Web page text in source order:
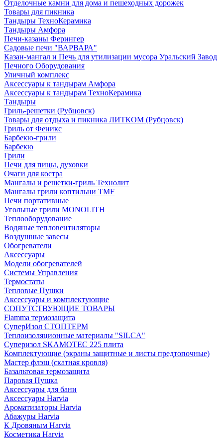
Отделочные камни для дома и пешеходных дорожек
Товары для пикника
Тандыры ТехноКерамика
Тандыры Амфора
Печи-казаны Ферингер
Садовые печи "ВАРВАРА"
Казан-мангал и Печь для утилизации мусора Уральский Завод
Печного Оборудования
Уличный комплекс
Аксессуары к тандырам Амфора
Аксессуары к тандырам ТехноКерамика
Тандыры
Гриль-решетки (Рубцовск)
Товары для отдыха и пикника ЛИТКОМ (Рубцовск)
Гриль от Феникс
Барбекю-грили
Барбекю
Грили
Печи для пицы, духовки
Очаги для костра
Мангалы и решетки-гриль Технолит
Мангалы грили коптильни TMF
Печи портативные
Угольные грили MONOLITH
Теплооборудование
Водяные тепловентиляторы
Воздушные завесы
Обогреватели
Аксессуары
Модели обогревателей
Системы Управления
Термостаты
Тепловые Пушки
Аксессуары и комплектующие
СОПУТСТВУЮЩИЕ ТОВАРЫ
Flamma термозащита
СуперИзол СТОПТЕРМ
Теплоизоляционные материалы "SILCA"
Суперизол SKAMOTEC 225 плита
Комплектующие (экраны защитные и листы предтопочные)
Мастер флэш (скатная кровля)
Базальтовая термозащита
Паровая Пушка
Аксессуары для бани
Аксессуары Harvia
Ароматизаторы Harvia
Абажуры Harvia
К Дровяным Harvia
Косметика Harvia